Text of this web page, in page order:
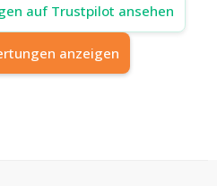
auf Trustpilot ansehen
anzeigen